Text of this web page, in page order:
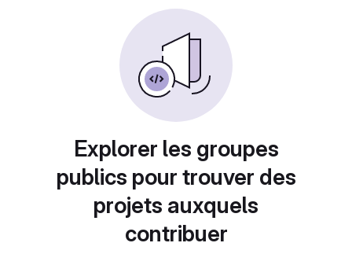
Explorer les groupes
publics pour trouver des
projets auxquels
contribuer